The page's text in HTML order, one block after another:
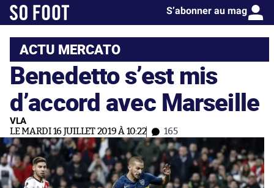
S’abonner au mag
ACTU MERCATO
Benedetto s’est mis
d’accord avec Marseille
VLA
LE MARDI 16 JUILLET 2019 À 10:22 165